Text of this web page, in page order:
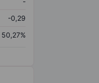
-0,29
50,27%